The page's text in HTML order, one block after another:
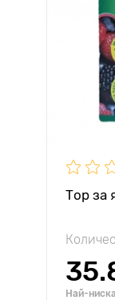
Тор за
Най-